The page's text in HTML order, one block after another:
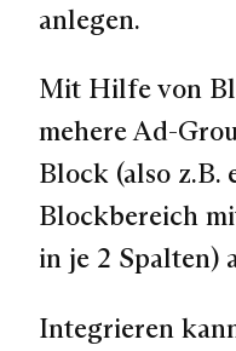
anlegen.
Mit Hilfe von
mehere Ad-
Block (also z.B.
Blockbereich
in je 2 Spalten)
Integrieren